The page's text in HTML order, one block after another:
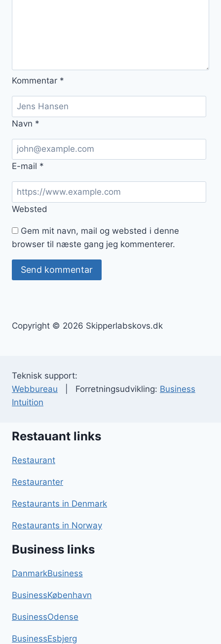
Kommentar *
Navn *
E-mail *
Websted
Gem mit navn, mail og websted i denne
browser til næste gang jeg kommenterer.
Copyright © 2026 Skipperlabskovs.dk
Teknisk support:
Webbureau | Forretningsudvikling: Business
Intuition
Restauant links
Restaurant
Restauranter
Restaurants in Denmark
Restaurants in Norway
Business links
DanmarkBusiness
BusinessKøbenhavn
BusinessOdense
BusinessEsbjerg